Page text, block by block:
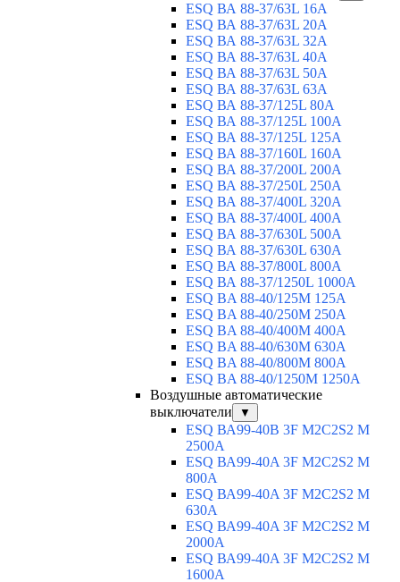
ESQ ВА 88-37/63L 16A
ESQ ВА 88-37/63L 20A
ESQ ВА 88-37/63L 32A
ESQ ВА 88-37/63L 40A
ESQ ВА 88-37/63L 50A
ESQ ВА 88-37/63L 63A
ESQ ВА 88-37/125L 80A
ESQ ВА 88-37/125L 100A
ESQ ВА 88-37/125L 125A
ESQ ВА 88-37/160L 160A
ESQ ВА 88-37/200L 200A
ESQ ВА 88-37/250L 250A
ESQ ВА 88-37/400L 320A
ESQ ВА 88-37/400L 400A
ESQ ВА 88-37/630L 500A
ESQ ВА 88-37/630L 630A
ESQ ВА 88-37/800L 800A
ESQ ВА 88-37/1250L 1000A
ESQ BA 88-40/125M 125A
ESQ BA 88-40/250M 250A
ESQ BA 88-40/400M 400A
ESQ BA 88-40/630М 630A
ESQ BA 88-40/800M 800A
ESQ BA 88-40/1250М 1250A
Воздушные автоматические
выключатели
▼
ESQ ВА99-40B 3F M2C2S2 M
2500A
ESQ ВА99-40A 3F M2C2S2 М
800A
ESQ ВА99-40A 3F M2C2S2 М
630A
ESQ ВА99-40A 3F M2C2S2 М
2000A
ESQ ВА99-40A 3F M2C2S2 М
1600A